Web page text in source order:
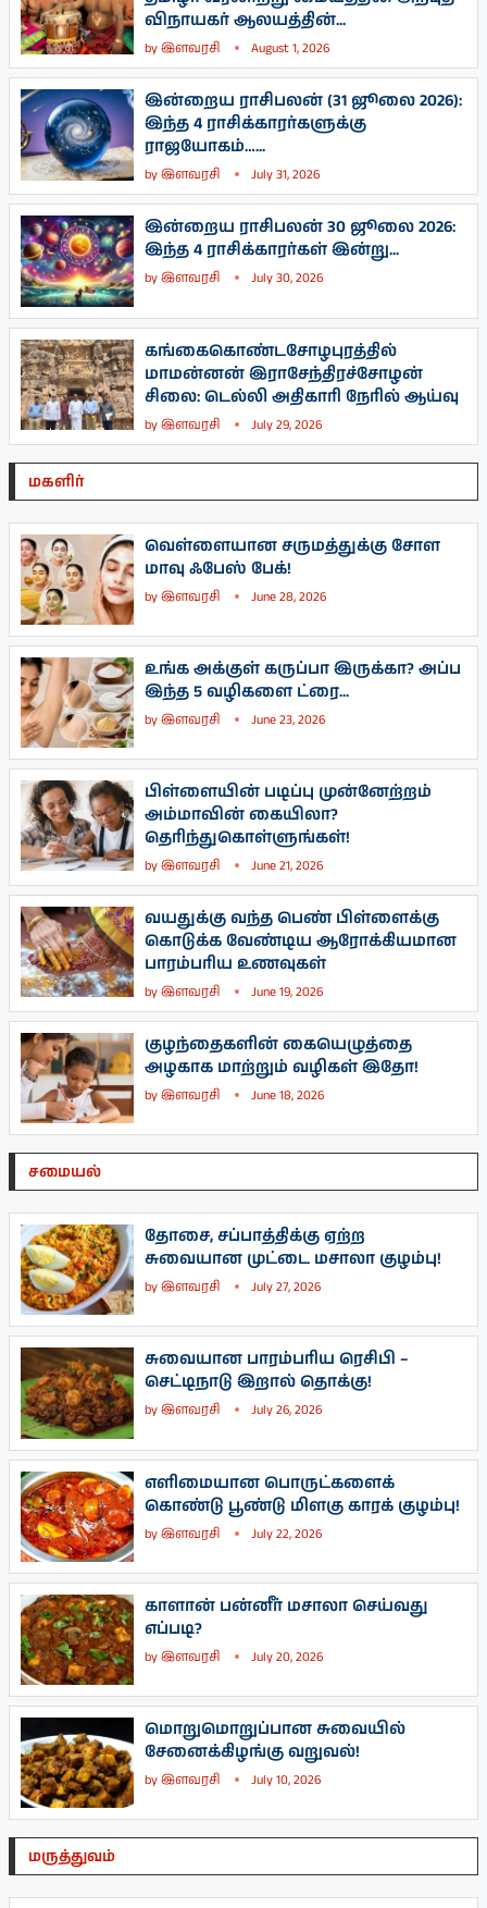
விநாயகர் ஆலயத்தின்...
byஇளவரசி August 1, 2026
இன்றைய ராசிபலன் (31 ஜூலை 2026):
இந்த 4 ராசிக்காரர்களுக்கு
ராஜயோகம்…...
byஇளவரசி July 31, 2026
இன்றைய ராசிபலன் 30 ஜூலை 2026:
இந்த 4 ராசிக்காரர்கள் இன்று...
byஇளவரசி July 30, 2026
கங்கைகொண்டசோழபுரத்தில்
மாமன்னன் இராசேந்திரச்சோழன்
சிலை: டெல்லி அதிகாரி நேரில் ஆய்வு
byஇளவரசி July 29, 2026
மகளிர்
வெள்ளையான சருமத்துக்கு சோள
மாவு ஃபேஸ் பேக்!
byஇளவரசி June 28, 2026
உங்க அக்குள் கருப்பா இருக்கா? அப்ப
இந்த 5 வழிகளை ட்ரை...
byஇளவரசி June 23, 2026
பிள்ளையின் படிப்பு முன்னேற்றம்
அம்மாவின் கையிலா?
தெரிந்துகொள்ளுங்கள்!
byஇளவரசி June 21, 2026
வயதுக்கு வந்த பெண் பிள்ளைக்கு
கொடுக்க வேண்டிய ஆரோக்கியமான
பாரம்பரிய உணவுகள்
byஇளவரசி June 19, 2026
குழந்தைகளின் கையெழுத்தை
அழகாக மாற்றும் வழிகள் இதோ!
byஇளவரசி June 18, 2026
சமையல்
தோசை, சப்பாத்திக்கு ஏற்ற
சுவையான முட்டை மசாலா குழம்பு!
byஇளவரசி July 27, 2026
சுவையான பாரம்பரிய ரெசிபி –
செட்டிநாடு இறால் தொக்கு!
byஇளவரசி July 26, 2026
எளிமையான பொருட்களைக்
கொண்டு பூண்டு மிளகு காரக் குழம்பு!
byஇளவரசி July 22, 2026
காளான் பன்னீர் மசாலா செய்வது
எப்படி?
byஇளவரசி July 20, 2026
மொறுமொறுப்பான சுவையில்
சேனைக்கிழங்கு வறுவல்!
byஇளவரசி July 10, 2026
மருத்துவம்